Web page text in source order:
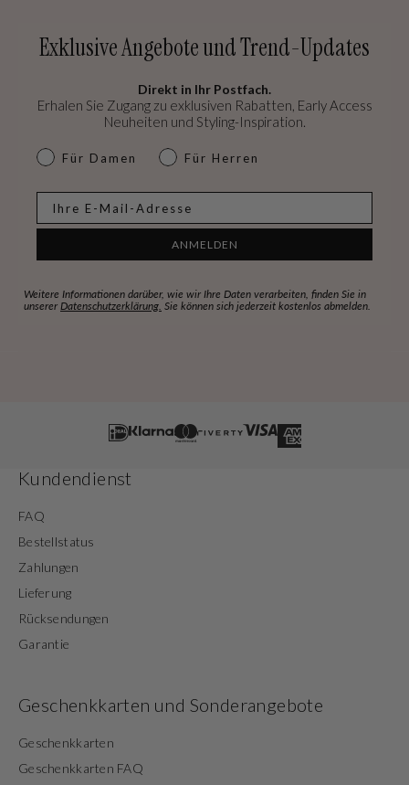
Exklusive Angebote und Trend-Updates
Direkt in Ihr Postfach.
Erhalen Sie Zugang zu exklusiven Rabatten, Early Access
Neuheiten und Styling-Inspiration.
dames & heren
Für Damen Für Herren
ANMELDEN
Weitere Informationen darüber, wie wir Ihre Daten verarbeiten, finden Sie in
unserer Datenschutzerklärung. Sie können sich jederzeit kostenlos abmelden.
Kundendienst
FAQ
Bestellstatus
Zahlungen
Lieferung
Rücksendungen
Garantie
Geschenkkarten und Sonderangebote
Geschenkkarten
Geschenkkarten FAQ